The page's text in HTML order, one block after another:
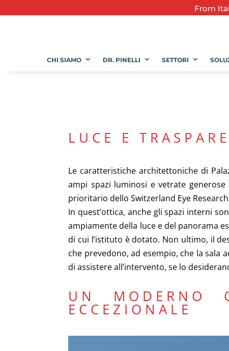
From
CHI SIAMO DR. PINELLI SETTORI
LUCE E
Le caratteristiche architettoniche di
ampi spazi luminosi e vetrate
prioritario dello Switzerland Eye
In quest’ottica, anche gli spazi interni
ampiamente della luce e del panorama
di cui l’istituto è dotato. Non ultimo, il
che prevedono, ad esempio, che la
di assistere all’intervento, se lo
UN MODERNO
ECCEZIONALE